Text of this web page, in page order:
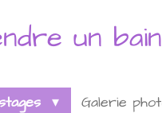
un
Galerie